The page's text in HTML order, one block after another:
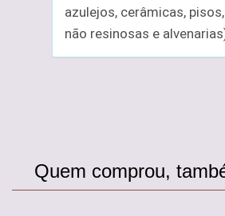
azulejos, cerâmicas,
não resinosas e
Quem comprou,